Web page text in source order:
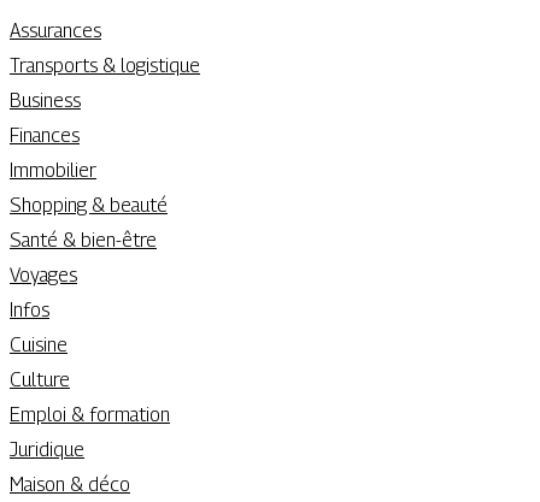
Assurances
Transports & logistique
Business
Finances
Immobilier
Shopping & beauté
Santé & bien-être
Voyages
Infos
Cuisine
Culture
Emploi & formation
Juridique
Maison & déco